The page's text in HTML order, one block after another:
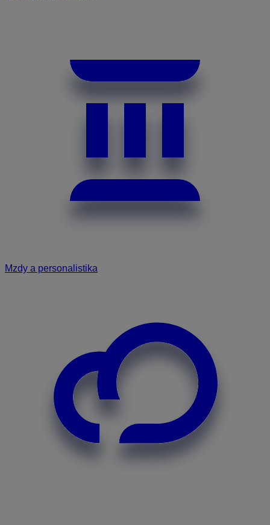
Mzdy a personalistika